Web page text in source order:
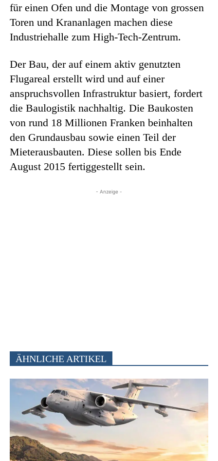
für einen Ofen und die Montage von grossen
Toren und Krananlagen machen diese
Industriehalle zum High-Tech-Zentrum.
Der Bau, der auf einem aktiv genutzten
Flugareal erstellt wird und auf einer
anspruchsvollen Infrastruktur basiert, fordert
die Baulogistik nachhaltig. Die Baukosten
von rund 18 Millionen Franken beinhalten
den Grundausbau sowie einen Teil der
Mieterausbauten. Diese sollen bis Ende
August 2015 fertiggestellt sein.
- Anzeige -
ÄHNLICHE ARTIKEL